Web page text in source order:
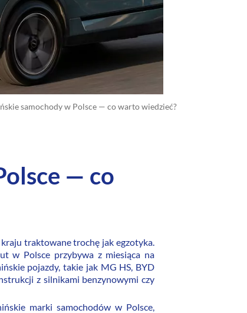
samochody w Polsce — co warto wiedzieć?
— co
traktowane trochę jak egzotyka.
w Polsce przybywa z miesiąca na
pojazdy, takie jak MG HS, BYD
z silnikami benzynowymi czy
marki samochodów w Polsce,